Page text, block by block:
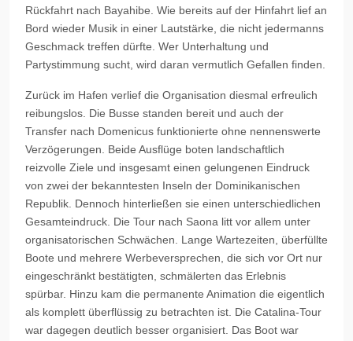
Rückfahrt nach Bayahibe. Wie bereits auf der Hinfahrt lief an
Bord wieder Musik in einer Lautstärke, die nicht jedermanns
Geschmack treffen dürfte. Wer Unterhaltung und
Partystimmung sucht, wird daran vermutlich Gefallen finden.
Zurück im Hafen verlief die Organisation diesmal erfreulich
reibungslos. Die Busse standen bereit und auch der
Transfer nach Domenicus funktionierte ohne nennenswerte
Verzögerungen. Beide Ausflüge boten landschaftlich
reizvolle Ziele und insgesamt einen gelungenen Eindruck
von zwei der bekanntesten Inseln der Dominikanischen
Republik. Dennoch hinterließen sie einen unterschiedlichen
Gesamteindruck. Die Tour nach Saona litt vor allem unter
organisatorischen Schwächen. Lange Wartezeiten, überfüllte
Boote und mehrere Werbeversprechen, die sich vor Ort nur
eingeschränkt bestätigten, schmälerten das Erlebnis
spürbar. Hinzu kam die permanente Animation die eigentlich
als komplett überflüssig zu betrachten ist. Die Catalina-Tour
war dagegen deutlich besser organisiert. Das Boot war